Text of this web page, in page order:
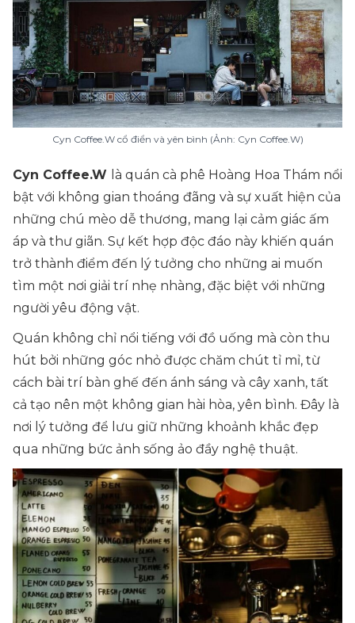
Cyn Coffee.W cổ điển và yên bình (Ảnh: Cyn Coffee.W)
Cyn Coffee.W là quán cà phê Hoàng Hoa Thám nổi
bật với không gian thoáng đãng và sự xuất hiện của
những chú mèo dễ thương, mang lại cảm giác ấm
áp và thư giãn. Sự kết hợp độc đáo này khiến quán
trở thành điểm đến lý tưởng cho những ai muốn
tìm một nơi giải trí nhẹ nhàng, đặc biệt với những
người yêu động vật.
Quán không chỉ nổi tiếng với đồ uống mà còn thu
hút bởi những góc nhỏ được chăm chút tỉ mỉ, từ
cách bài trí bàn ghế đến ánh sáng và cây xanh, tất
cả tạo nên một không gian hài hòa, yên bình. Đây là
nơi lý tưởng để lưu giữ những khoảnh khắc đẹp
qua những bức ảnh sống ảo đầy nghệ thuật.